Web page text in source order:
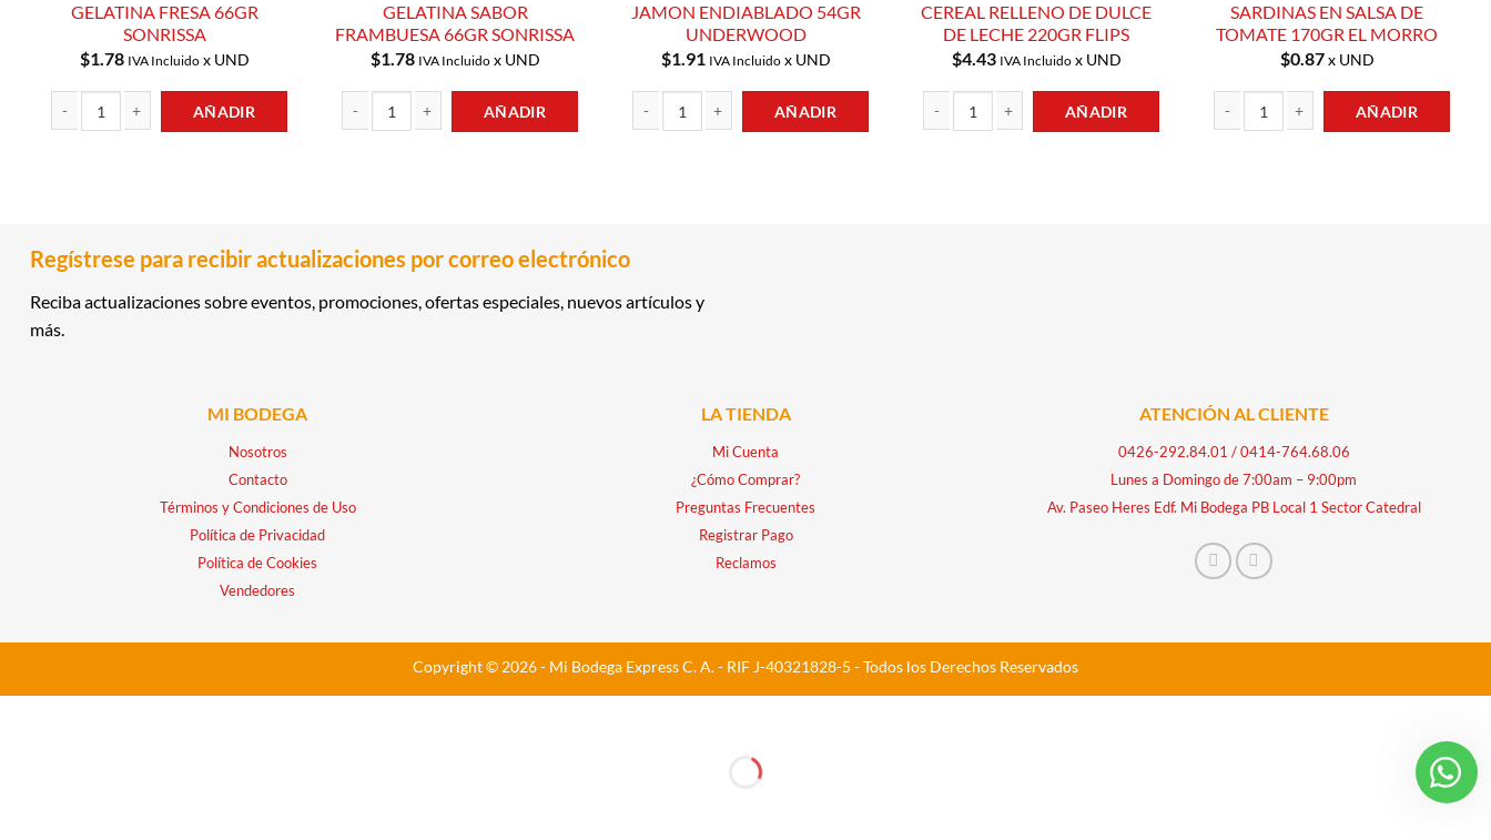
GELATINA FRESA 66GR
SONRISSA
$1.78 IVA Incluidox UND
AÑADIR
GELATINA SABOR
FRAMBUESA 66GR SONRISSA
$1.78 IVA Incluidox UND
AÑADIR
JAMON ENDIABLADO 54GR
UNDERWOOD
$1.91 IVA Incluidox UND
AÑADIR
CEREAL RELLENO DE DULCE
DE LECHE 220GR FLIPS
$4.43 IVA Incluidox UND
AÑADIR
SARDINAS EN SALSA DE
TOMATE 170GR EL MORRO
$0.87x UND
AÑADIR
Regístrese para recibir actualizaciones por correo electrónico
Reciba actualizaciones sobre eventos, promociones, ofertas especiales, nuevos artículos y
más.
MI BODEGA
Nosotros
Contacto
Términos y Condiciones de Uso
Política de Privacidad
Política de Cookies
Vendedores
LA TIENDA
Mi Cuenta
¿Cómo Comprar?
Preguntas Frecuentes
Registrar Pago
Reclamos
ATENCIÓN AL CLIENTE
0426-292.84.01 /0414-764.68.06
Lunes a Domingo de 7:00am – 9:00pm
Av. Paseo Heres Edf. Mi Bodega PB Local 1 Sector Catedral
Copyright © 2026 - Mi Bodega Express C. A. - RIF J-40321828-5 - Todos los Derechos Reservados